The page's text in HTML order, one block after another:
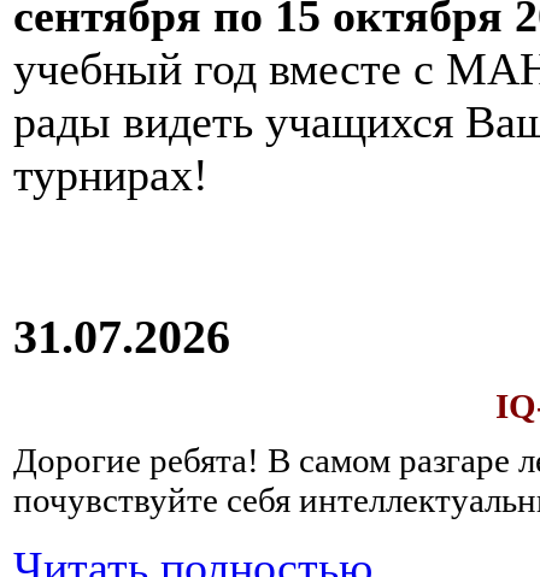
сентября по 15 октября
учебный год вместе с
рады видеть учащихся
турнирах!
31.07.2026
Дорогие ребята! В самом разгаре
почувствуйте себя